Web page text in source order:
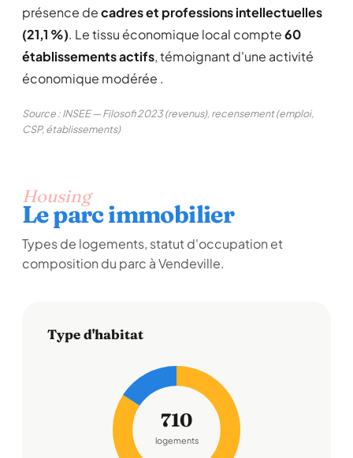
présence decadres et professions intellectuelles
(21,1 %). Le tissu économique local compte60
établissements actifs, témoignant d'une activité
économique modérée .
Source : INSEE — Filosofi 2023 (revenus), recensement (emploi,
CSP, établissements)
Housing
Le parc immobilier
Types de logements, statut d'occupation et
composition du parc à Vendeville.
Type d'habitat
710
logements